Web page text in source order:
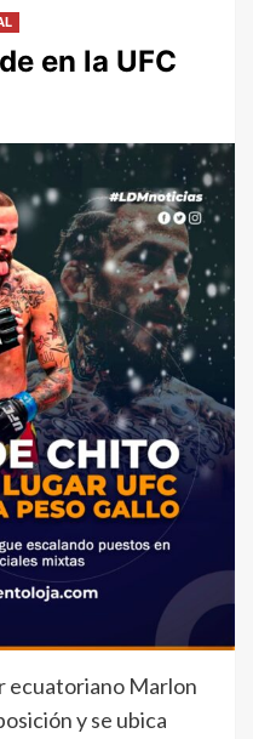
en la UFC
ecuatoriano Marlon
y se ubica